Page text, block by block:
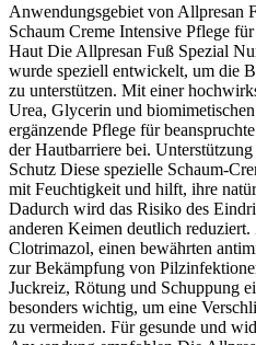
Anwendungsgebiet von Allpresan
Schaum Creme Intensive Pflege
Haut Die Allpresan Fuß Spezial
wurde speziell entwickelt, um die
zu unterstützen. Mit einer
Urea, Glycerin und
ergänzende Pflege für
der Hautbarriere bei.
Schutz Diese spezielle Schaum-
mit Feuchtigkeit und hilft, ihre
Dadurch wird das Risiko des
anderen Keimen deutlich
Clotrimazol, einen bewährten
zur Bekämpfung von
Juckreiz, Rötung und Schuppung
besonders wichtig, um eine
zu vermeiden. Für gesunde und